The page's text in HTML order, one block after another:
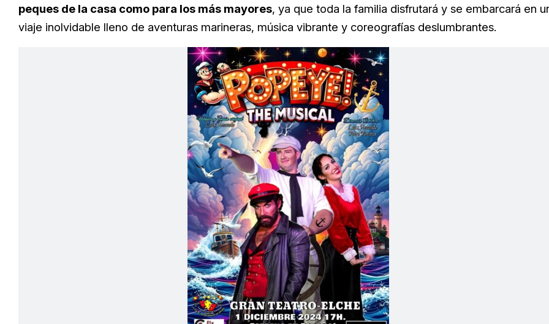
peques de la casa como para los más mayores, ya que toda la familia disfrutará y se embarcará en
viaje inolvidable lleno de aventuras marineras, música vibrante y coreografías deslumbrantes.